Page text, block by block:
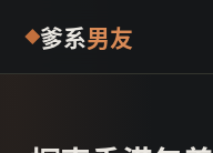
爹系男友